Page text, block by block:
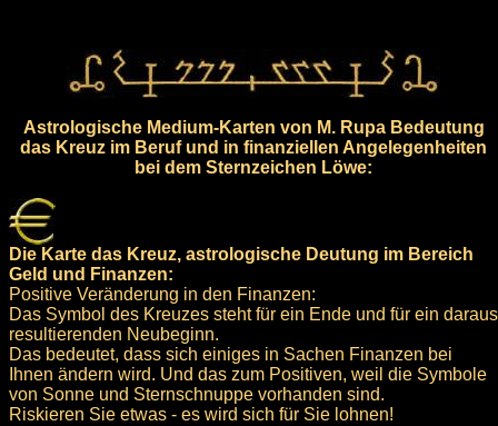
Astrologische Medium-Karten von M. Rupa Bedeutung
das Kreuz im Beruf und in finanziellen Angelegenheiten
bei dem Sternzeichen Löwe:
Die Karte das Kreuz, astrologische Deutung im Bereich
Geld und Finanzen:
Positive Veränderung in den Finanzen:
Das Symbol des Kreuzes steht für ein Ende und für ein daraus
resultierenden Neubeginn.
Das bedeutet, dass sich einiges in Sachen Finanzen bei
Ihnen ändern wird. Und das zum Positiven, weil die Symbole
von Sonne und Sternschnuppe vorhanden sind.
Riskieren Sie etwas - es wird sich für Sie lohnen!